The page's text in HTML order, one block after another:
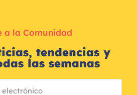
a la Comunidad
tendencias y
las semanas